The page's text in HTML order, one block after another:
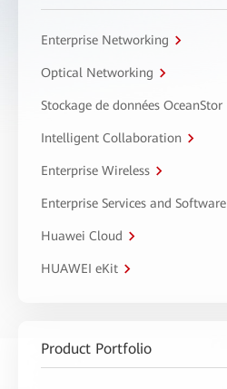
Enterprise Networking
Optical Networking
Stockage de données OceanStor
Intelligent Collaboration
Enterprise Wireless
Enterprise Services and Software
Huawei Cloud
HUAWEI eKit
Product Portfolio